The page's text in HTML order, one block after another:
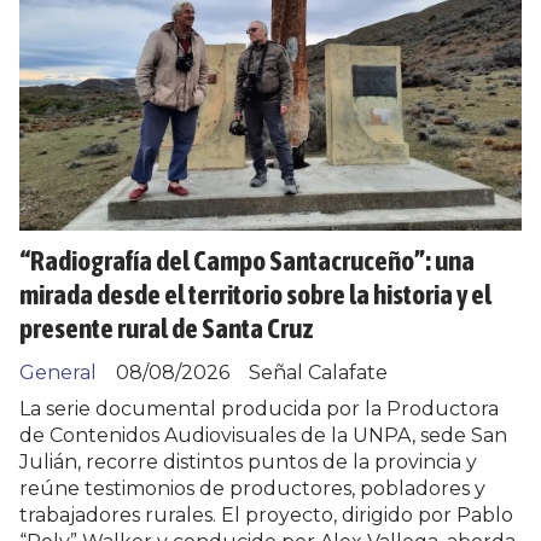
“Radiografía del Campo Santacruceño”: una
mirada desde el territorio sobre la historia y el
presente rural de Santa Cruz
Señal Calafate
General
08/08/2026
La serie documental producida por la Productora
de Contenidos Audiovisuales de la UNPA, sede San
Julián, recorre distintos puntos de la provincia y
reúne testimonios de productores, pobladores y
trabajadores rurales. El proyecto, dirigido por Pablo